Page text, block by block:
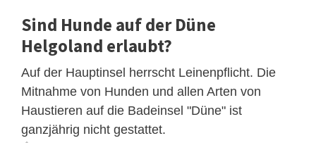
Sind Hunde auf der Düne
Helgoland erlaubt?
Auf der Hauptinsel herrscht Leinenpflicht. Die
Mitnahme von Hunden und allen Arten von
Haustieren auf die Badeinsel "Düne" ist
ganzjährig nicht gestattet.